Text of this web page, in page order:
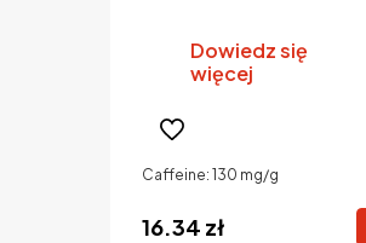
Dowiedz się
więcej
Caffeine: 130 mg/g
16.34 zł